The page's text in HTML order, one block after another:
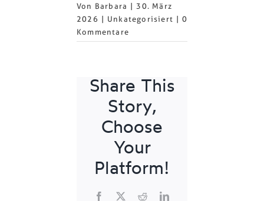
Von Barbara | 30. März
2026 | Unkategorisiert | 0
Kommentare
Share This
Story,
Choose
Your
Platform!
Facebook Reddit